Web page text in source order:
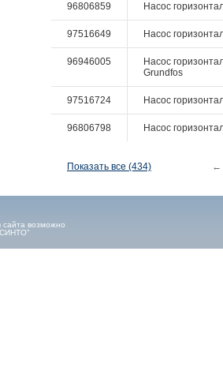
96806859 Насос
97516649 Насос
96946005
Насос
Grundfos
97516724 Насос
96806798 Насос
Показать все (434) ←
сайта возможно